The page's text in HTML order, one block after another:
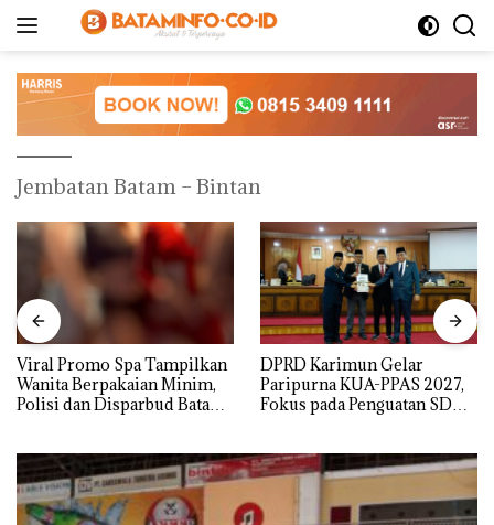
Jembatan Batam – Bintan
Viral Promo Spa Tampilkan
Wanita Berpakaian Minim,
Polisi dan Disparbud Batam
DPRD Karimun Gelar
Paripurna KUA-PPAS 2027,
Fokus pada Penguatan SDM,